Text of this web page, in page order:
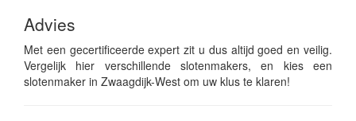
Advies
Met een gecertificeerde expert zit u dus altijd goed en veilig.
Vergelijk hier verschillende slotenmakers, en kies een
slotenmaker in Zwaagdijk-West om uw klus te klaren!